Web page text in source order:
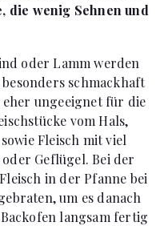
die wenig Sehnen und
oder Lamm werden
schmackhaft
ungeeignet für die
vom Hals,
Fleisch mit viel
Geflügel. Bei der
in der Pfanne bei
um es danach
langsam fertig